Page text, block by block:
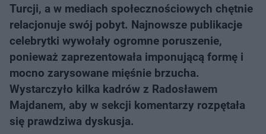
Turcji, a w mediach społecznościowych chętnie
relacjonuje swój pobyt. Najnowsze publikacje
celebrytki wywołały ogromne poruszenie,
ponieważ zaprezentowała imponującą formę i
mocno zarysowane mięśnie brzucha.
Wystarczyło kilka kadrów z Radosławem
Majdanem, aby w sekcji komentarzy rozpętała
się prawdziwa dyskusja.